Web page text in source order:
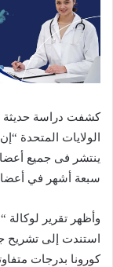
كشفت دراسة حديثة
الولايات المتحدة
ينتشر فى جميع
سبعة أشهر في
وأظهر تقرير لوكالة
كورونا بدرجات